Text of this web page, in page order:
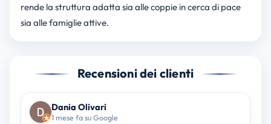
rende la struttura adatta sia alle coppie in cerca di pace
sia alle famiglie attive.
Recensioni dei clienti
Dania Olivari
1 mese fa su Google